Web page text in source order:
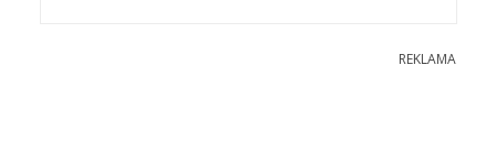
REKLAMA